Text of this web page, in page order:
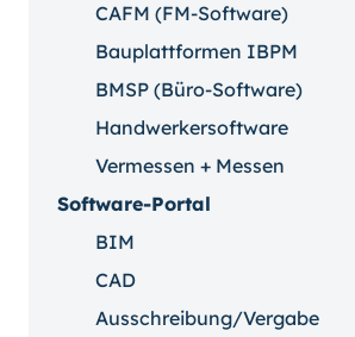
CAFM (FM-Software)
Bauplattformen IBPM
BMSP (Büro-Software)
Handwerkersoftware
Vermessen + Messen
Software-Portal
BIM
CAD
Ausschreibung/Vergabe